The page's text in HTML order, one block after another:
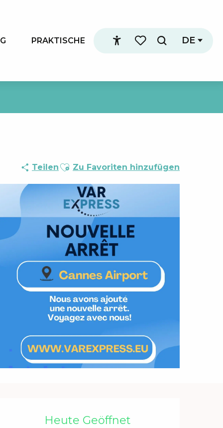
Accessibilité
Voir les favoris
Suche
DE
PRAKTISCHE
Teilen Ajouter aux favoris
Zu Favoriten hinzufügen
&
Heute Geöffnet